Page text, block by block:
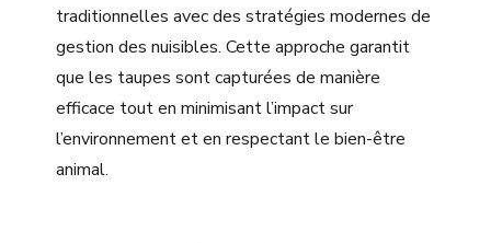
traditionnelles avec des stratégies modernes de
gestion des nuisibles. Cette approche garantit
que les taupes sont capturées de manière
efficace tout en minimisant l’impact sur
l’environnement et en respectant le bien-être
animal.